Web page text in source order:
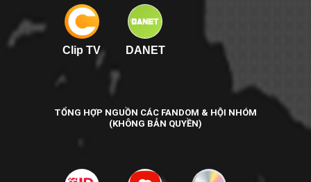
Clip TV DANET
TỔNG HỢP NGUỒN CÁC FANDOM & HỘI NHÓM
(KHÔNG BẢN QUYỀN)